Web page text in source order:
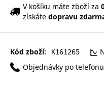
V košíku máte zboží za
získáte dopravu
Kód zboží: K161265
Objednávky po